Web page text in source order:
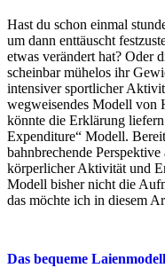
Hast du schon einmal
um dann enttäuscht
etwas verändert hat? Oder
scheinbar mühelos ihr
intensiver sportlicher
wegweisendes Modell von
könnte die Erklärung
Expenditure“ Modell.
bahnbrechende
körperlicher Aktivität und
Modell bisher nicht die
das möchte ich in diesem
Das bequeme Laienmodell